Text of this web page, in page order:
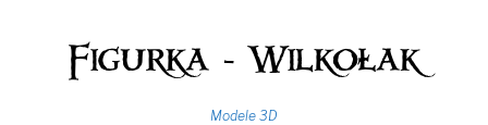
Figurka - Wilkołak
Modele 3D